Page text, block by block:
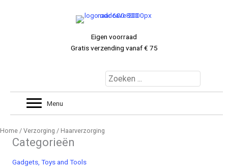
Eigen voorraad
Gratis verzending vanaf € 75
Menu
Home / Verzorging / Haarverzorging
Categorieën
Gadgets, Toys and Tools